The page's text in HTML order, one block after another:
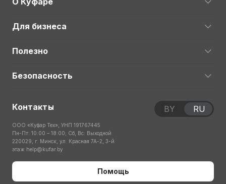
Для бизнеса
Полезно
Безопасность
Контакты
ООО «Куфар Тех», УНП 191767445
Пн-Пт: 10:00 – 18:00; Сб, Вс: Выходной
220029, г. Минск, ул. Красная 7А-2, 3-й
этаж help@kufar.by
Помощь
BY RU